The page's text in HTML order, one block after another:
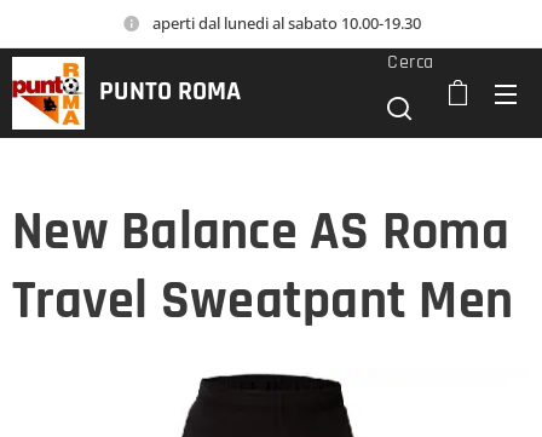
aperti dal lunedi al sabato 10.00-19.30
PUNTO ROMA
Cerca
New Balance AS Roma
Travel Sweatpant Men